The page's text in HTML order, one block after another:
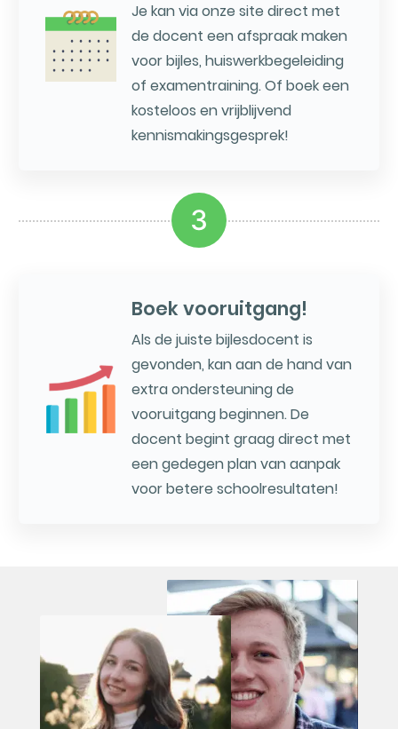
Je kan via onze site direct met
de docent een afspraak maken
voor bijles, huiswerkbegeleiding
of examentraining. Of boek een
kosteloos en vrijblijvend
kennismakingsgesprek!
3
Boek vooruitgang!
Als de juiste bijlesdocent is
gevonden, kan aan de hand van
extra ondersteuning de
vooruitgang beginnen. De
docent begint graag direct met
een gedegen plan van aanpak
voor betere schoolresultaten!